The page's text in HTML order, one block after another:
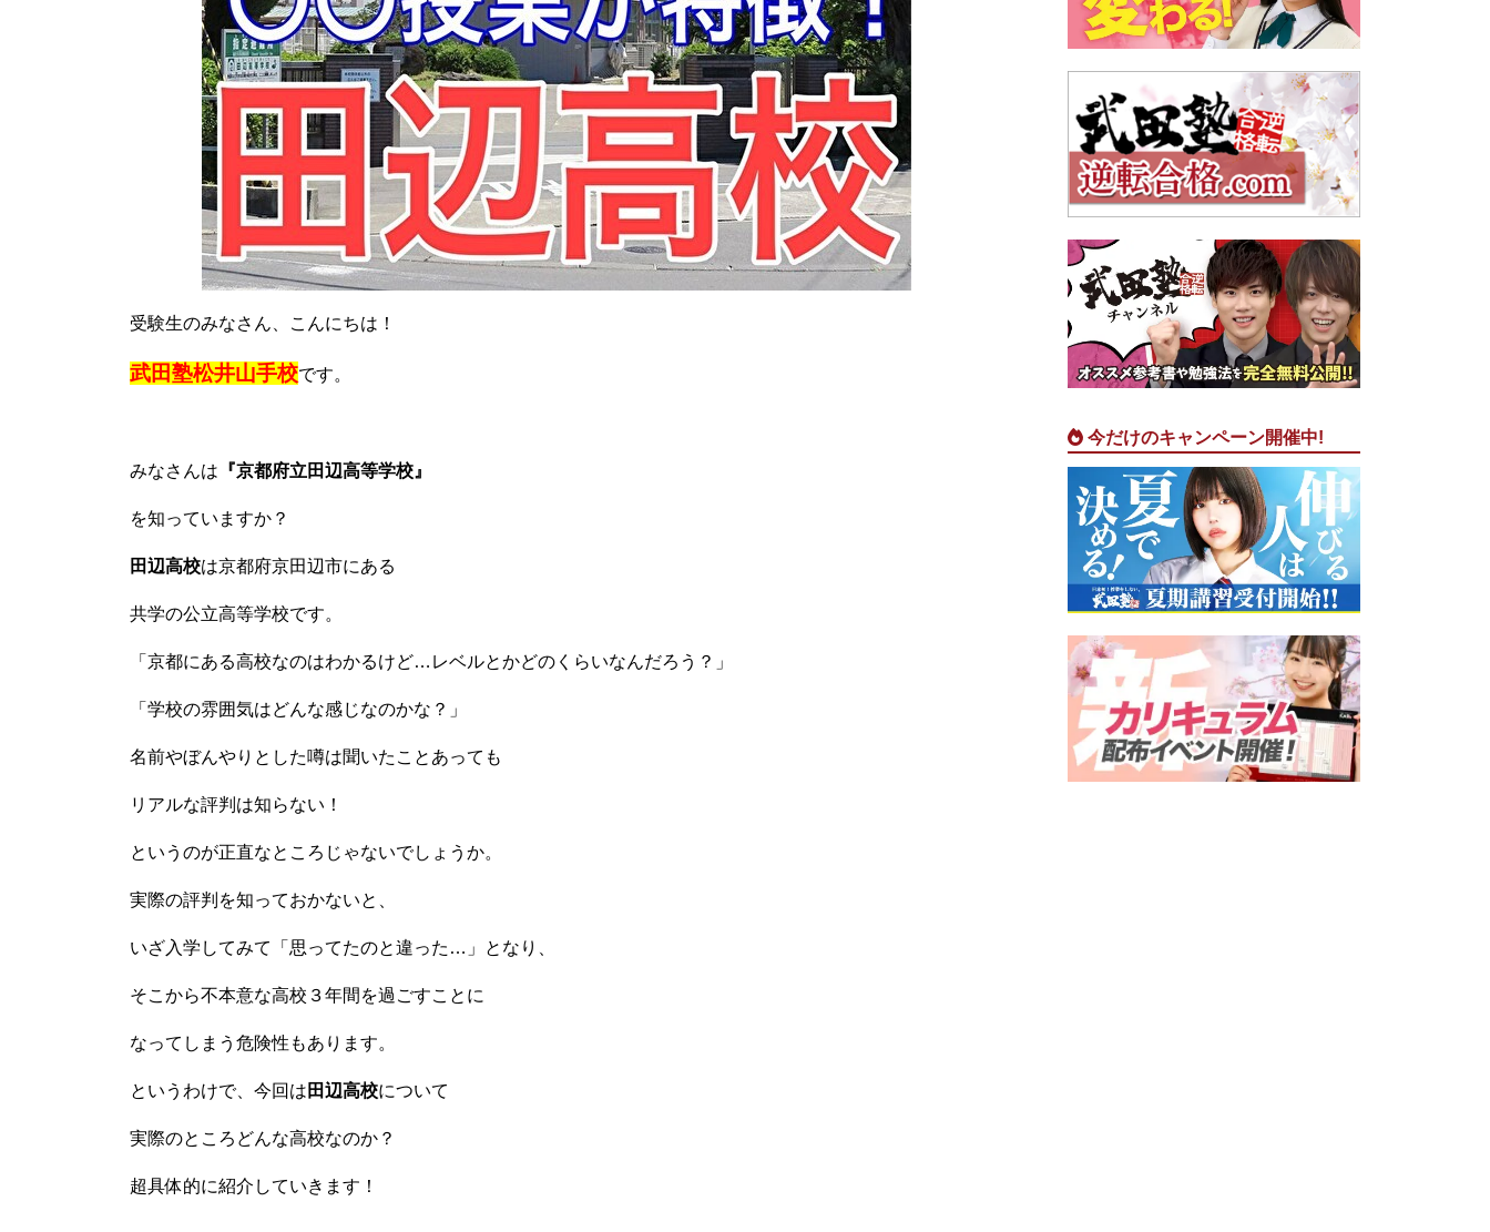
受験生のみなさん、こんにちは！
武田塾松井山手校です。
みなさんは 『京都府立田辺高等学校』
を知っていますか？
田辺高校は京都府京田辺市にある
共学の公立高等学校です。
「京都にある高校なのはわかるけど…レベルとかどのくらいなんだろう？」
「学校の雰囲気はどんな感じなのかな？」
名前やぼんやりとした噂は聞いたことあっても
リアルな評判は知らない！
というのが正直なところじゃないでしょうか。
実際の評判を知っておかないと、
いざ入学してみて「思ってたのと違った…」となり、
そこから不本意な高校３年間を過ごすことに
なってしまう危険性もあります。
というわけで、今回は 田辺高校について
実際のところどんな高校なのか？
超具体的に紹介していきます！
今だけのキャンペーン開催中!